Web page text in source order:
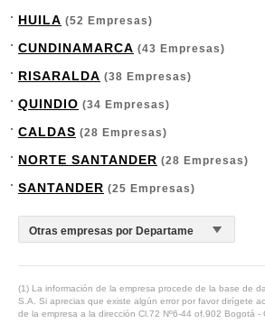
HUILA (52 Empresas)
CUNDINAMARCA (43 Empresas)
RISARALDA (38 Empresas)
QUINDIO (34 Empresas)
CALDAS (28 Empresas)
NORTE SANTANDER (28 Empresas)
SANTANDER (25 Empresas)
(1) La información de la empresa procede de la base de
S.A. Si aprecias que existe algún error por favor dirígete
de la empresa a la dirección Cl.72 Nº6-44 of.902 Bogotá -